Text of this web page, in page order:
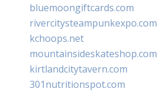
bluemoongiftcards.com
rivercitysteampunkexpo.com
kchoops.net
mountainsideskateshop.com
kirtlandcitytavern.com
301nutritionspot.com